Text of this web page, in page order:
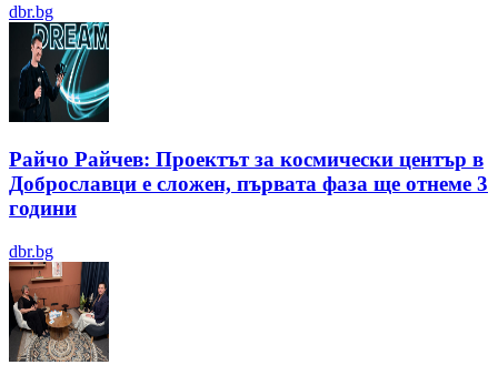
dbr.bg
Райчо Райчев: Проектът за космически център в
Доброславци е сложен, първата фаза ще отнеме 3
години
dbr.bg